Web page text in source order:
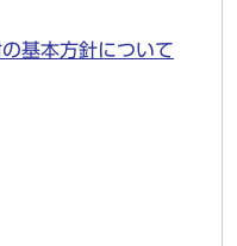
基本方針について